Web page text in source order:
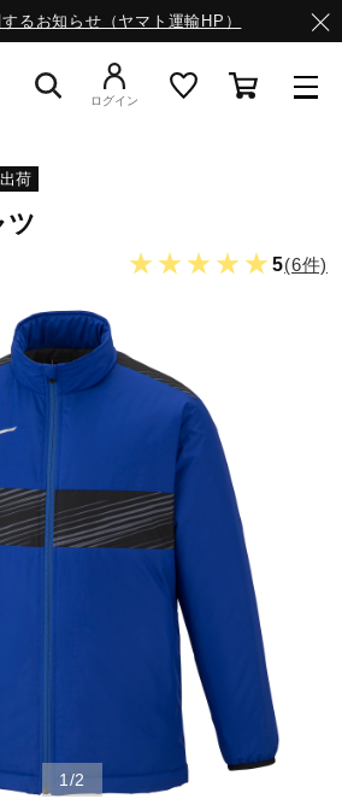
るお知らせ（ヤマト運輸HP）
ルウエア
ットサル
ログイン
荷
ツ
★★★★★5(6件)
1/2